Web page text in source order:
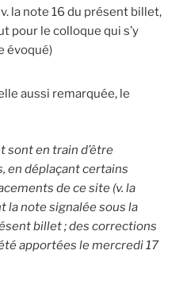
la note 16 du présent billet,
pour le colloque qui s’y
évoqué)
aussi remarquée, le
sont en train d’être
en déplaçant certains
de ce site (v. la
la note signalée sous la
billet ; des corrections
apportées le mercredi 17